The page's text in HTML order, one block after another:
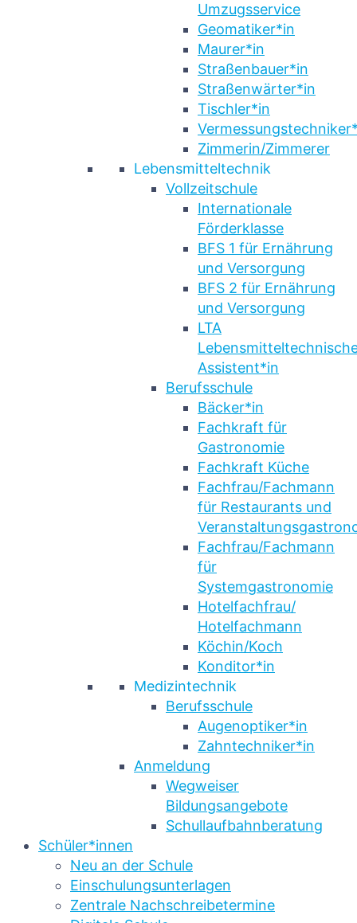
Umzugsservice
Geomatiker*in
Maurer*in
Straßenbauer*in
Straßenwärter*in
Tischler*in
Zimmerin/Zimmerer
Lebensmitteltechnik
Vollzeitschule
Internationale
Förderklasse
BFS 1 für Ernährung
und Versorgung
BFS 2 für Ernährung
und Versorgung
LTA
Assistent*in
Berufsschule
Bäcker*in
Fachkraft für
Gastronomie
Fachkraft Küche
Fachfrau/Fachmann
für Restaurants und
Fachfrau/Fachmann
für
Systemgastronomie
Hotelfachfrau/
Hotelfachmann
Köchin/Koch
Konditor*in
Medizintechnik
Berufsschule
Augenoptiker*in
Zahntechniker*in
Anmeldung
Wegweiser
Bildungsangebote
Schullaufbahnberatung
Schüler*innen
Neu an der Schule
Einschulungsunterlagen
Zentrale Nachschreibetermine